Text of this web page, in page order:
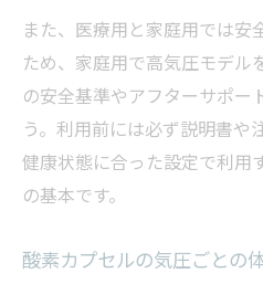
また、医療用と家庭用では安
ため、家庭用で高気圧モデル
の安全基準やアフターサポー
う。利用前には必ず説明書や
健康状態に合った設定で利用
の基本です。
酸素カプセルの気圧ごとの